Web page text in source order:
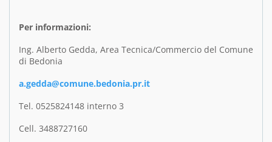
Per informazioni:
Ing. Alberto Gedda, Area Tecnica/Commercio del Comune
di Bedonia
a.gedda@comune.bedonia.pr.it
Tel. 0525824148 interno 3
Cell. 3488727160